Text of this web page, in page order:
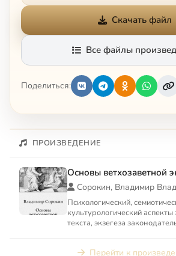
Скачать файл
Все файлы
Поделиться:
ПРОИЗВЕДЕНИЕ
Основы ветхозаветной
Сорокин, Владимир
Психологический,
культурологический аспекты
текста, экзегеза
Перейти к